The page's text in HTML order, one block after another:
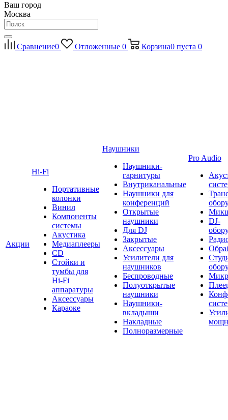
Ваш город
Москва
Сравнение0 Отложенные 0 Корзина0 пуста 0
Акции
Hi-Fi
Портативные
колонки
Винил
Компоненты
системы
Акустика
Медиаплееры
CD
Стойки и
тумбы для
Hi-Fi
аппаратуры
Аксессуары
Караоке
Наушники
Наушники-
гарнитуры
Внутриканальные
Наушники для
конференций
Открытые
наушники
Для DJ
Закрытые
Аксессуары
Усилители для
наушников
Беспроводные
Полуоткрытые
наушники
Наушники-
вкладыши
Накладные
Полноразмерные
Pro Audio
DJ-